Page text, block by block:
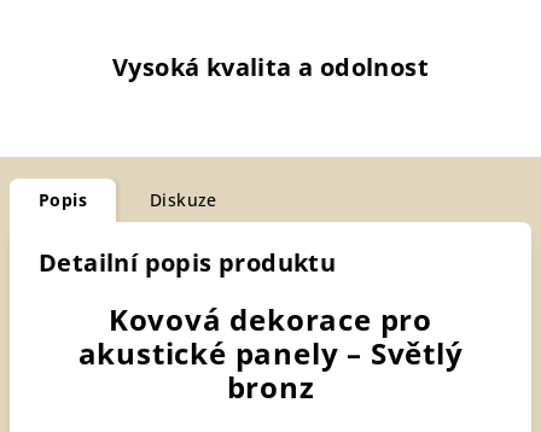
Vysoká kvalita a odolnost
Popis Diskuze
Detailní popis produktu
Kovová dekorace pro
akustické panely – Světlý
bronz